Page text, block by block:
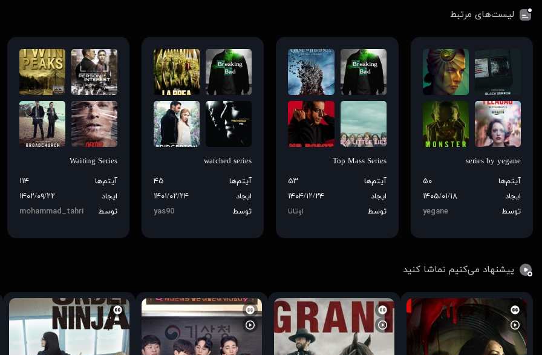
لیست‌های مرتبط
series by yegane
آیتم‌ها
۵۰
ایجاد
۱۴۰۵/۰۱/۱۸
توسط
yegane
Top Mass Series
آیتم‌ها
۵۳
ایجاد
۱۴۰۴/۱۲/۲۴
توسط
اوتانا
watched series
آیتم‌ها
۴۵
ایجاد
۱۴۰۱/۰۲/۲۴
توسط
yas90
Waiting Series
آیتم‌ها
۱۱۴
ایجاد
۱۴۰۲/۰۹/۲۲
توسط
mohammad_tahri
پیشنهاد می‌کنیم تماشا کنید